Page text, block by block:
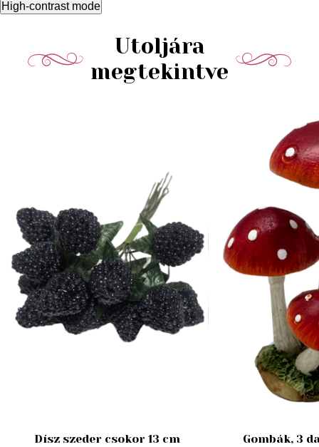
High-contrast mode
Utoljára
megtekintve
Dísz szeder csokor 13 cm Gombák, 3